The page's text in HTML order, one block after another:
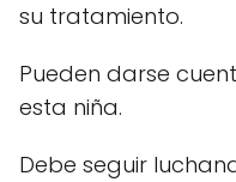
su tratamiento.
Pueden darse
esta niña.
Debe seguir